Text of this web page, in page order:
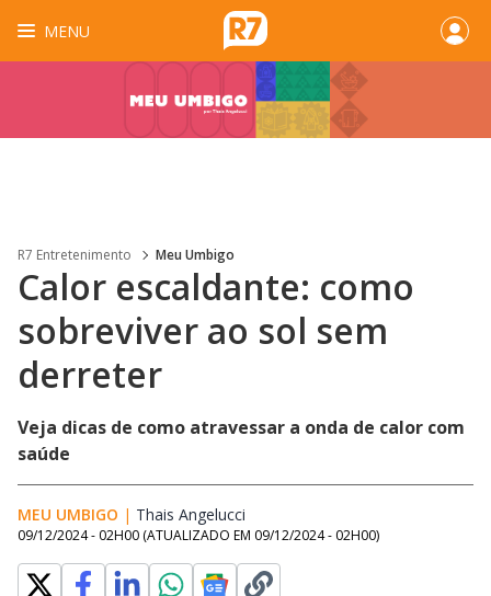
MENU
R7 Entretenimento Meu Umbigo
Calor escaldante: como
sobreviver ao sol sem
derreter
Veja dicas de como atravessar a onda de calor com
saúde
MEU UMBIGO | Thais Angelucci
09/12/2024 - 02H00 (ATUALIZADO EM 09/12/2024 - 02H00)